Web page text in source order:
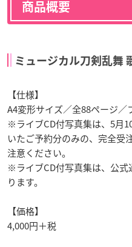
商品概要
ミュージカル刀剣乱舞
【仕様】
A4変形サイズ／全88ページ
※ライブCD付写真集は、5月
いたご予約分のみの、完全受
注意ください。
※ライブCD付写真集は、公
ります。
【価格】
4,000円＋税